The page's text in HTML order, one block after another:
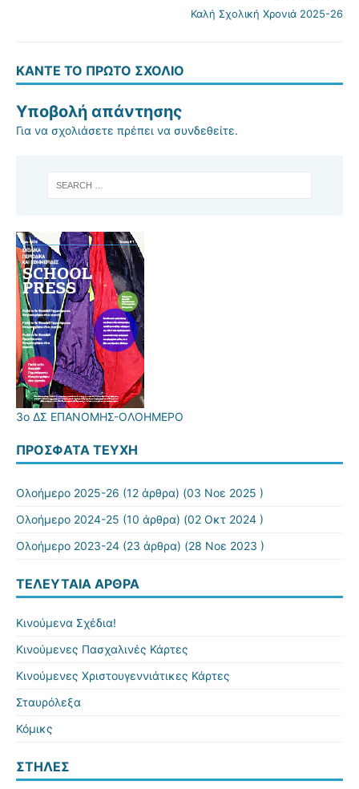
Καλή Σχολική Χρονιά 2025-26
ΚΆΝΤΕ ΤΟ ΠΡΏΤΟ ΣΧΌΛΙΟ
Υποβολή απάντησης
Για να σχολιάσετε πρέπει να συνδεθείτε.
3ο ΔΣ ΕΠΑΝΟΜΗΣ-ΟΛΟΗΜΕΡΟ
ΠΡΌΣΦΑΤΑ ΤΕΎΧΗ
Ολοήμερο 2025-26 (12 άρθρα) (03 Νοε 2025 )
Ολοήμερο 2024-25 (10 άρθρα) (02 Οκτ 2024 )
Ολοήμερο 2023-24 (23 άρθρα) (28 Νοε 2023 )
ΤΕΛΕΥΤΑΊΑ ΆΡΘΡΑ
Κινούμενα Σχέδια!
Κινούμενες Πασχαλινές Κάρτες
Κινούμενες Χριστουγεννιάτικες Κάρτες
Σταυρόλεξα
Κόμικς
ΣΤΉΛΕΣ